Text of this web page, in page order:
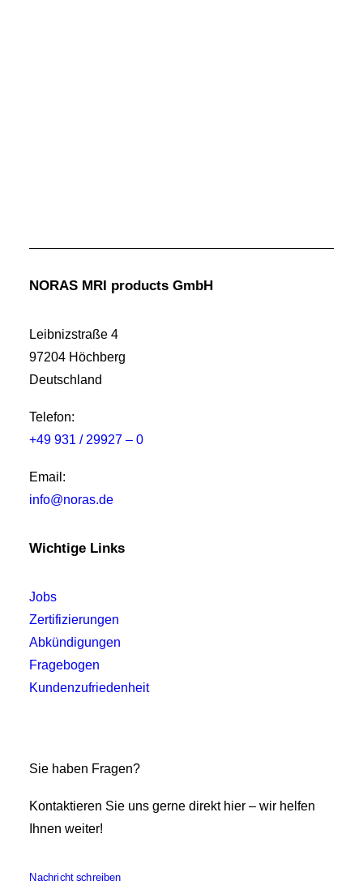
NORAS MRI products GmbH
Leibnizstraße 4
97204 Höchberg
Deutschland
Telefon:
+49 931 / 29927 – 0
Email:
info@noras.de
Wichtige Links
Jobs
Zertifizierungen
Abkündigungen
Fragebogen
Kundenzufriedenheit
Sie haben Fragen?
Kontaktieren Sie uns gerne direkt hier – wir helfen
Ihnen weiter!
Nachricht schreiben